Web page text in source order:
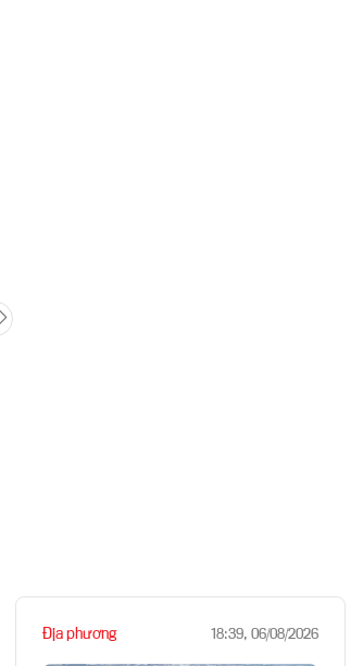
Địa phương 18:39, 06/08/2026